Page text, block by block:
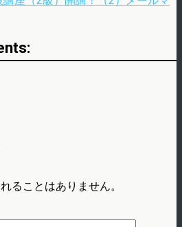
ることはありません。